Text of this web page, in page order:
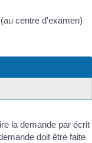
centre d'examen)
la demande par écrit
doit être faite